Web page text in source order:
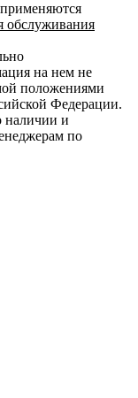
обслуживания
на нем не
положениями
Федерации.
наличии и
по